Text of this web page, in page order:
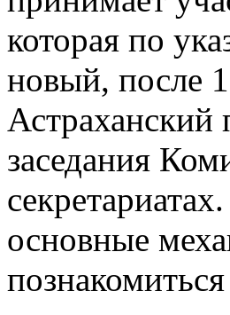
которая по
новый, после
Астраханский
заседания
основные